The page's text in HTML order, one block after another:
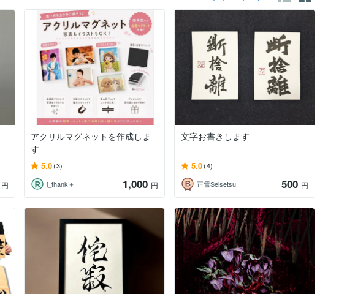
円
アクリルマグネットを作成しま
す
5.0(3)
i_thank＋
1,000 円
文字お書きします
5.0(4)
正雪Seisetsu
500 円